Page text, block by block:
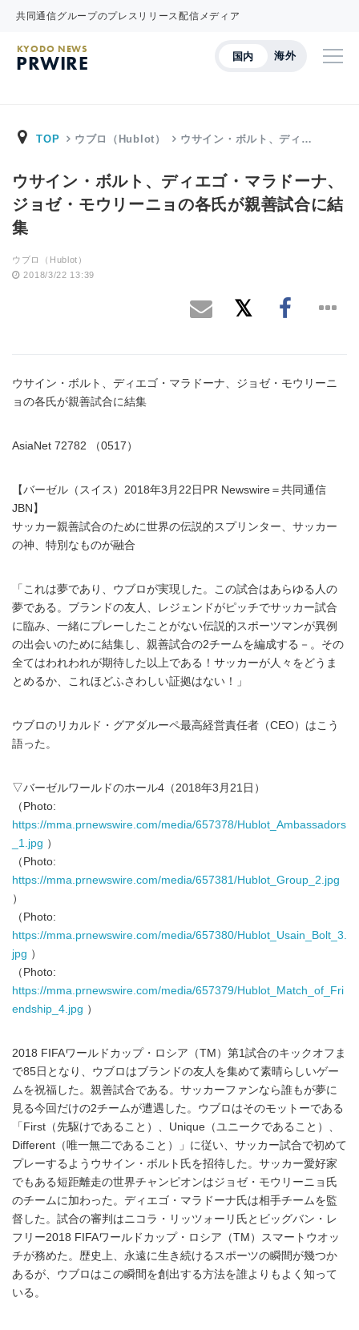
共同通信グループのプレスリリース配信メディア
国内 海外
KYODO NEWS
PRWIRE
TOP ウブロ（Hublot） ウサイン・ボルト、ディ…
ウサイン・ボルト、ディエゴ・マラドーナ、
ジョゼ・モウリーニョの各氏が親善試合に結
集
ウブロ（Hublot）
2018/3/22 13:39
ウサイン・ボルト、ディエゴ・マラドーナ、ジョゼ・モウリーニ
ョの各氏が親善試合に結集
AsiaNet 72782 （0517）
【バーゼル（スイス）2018年3月22日PR Newswire＝共同通信
JBN】
サッカー親善試合のために世界の伝説的スプリンター、サッカー
の神、特別なものが融合
「これは夢であり、ウブロが実現した。この試合はあらゆる人の
夢である。ブランドの友人、レジェンドがピッチでサッカー試合
に臨み、一緒にプレーしたことがない伝説的スポーツマンが異例
の出会いのために結集し、親善試合の2チームを編成する－。その
全てはわれわれが期待した以上である！サッカーが人々をどうま
とめるか、これほどふさわしい証拠はない！」
ウブロのリカルド・グアダルーペ最高経営責任者（CEO）はこう
語った。
▽バーゼルワールドのホール4（2018年3月21日）
（Photo:
https://mma.prnewswire.com/media/657378/Hublot_Ambassadors
_1.jpg ）
（Photo:
https://mma.prnewswire.com/media/657381/Hublot_Group_2.jpg
）
（Photo:
https://mma.prnewswire.com/media/657380/Hublot_Usain_Bolt_3.
jpg ）
（Photo:
https://mma.prnewswire.com/media/657379/Hublot_Match_of_Fri
endship_4.jpg ）
2018 FIFAワールドカップ・ロシア（TM）第1試合のキックオフま
で85日となり、ウブロはブランドの友人を集めて素晴らしいゲー
ムを祝福した。親善試合である。サッカーファンなら誰もが夢に
見る今回だけの2チームが遭遇した。ウブロはそのモットーである
「First（先駆けであること）、Unique（ユニークであること）、
Different（唯一無二であること）」に従い、サッカー試合で初めて
プレーするようウサイン・ボルト氏を招待した。サッカー愛好家
でもある短距離走の世界チャンピオンはジョゼ・モウリーニョ氏
のチームに加わった。ディエゴ・マラドーナ氏は相手チームを監
督した。試合の審判はニコラ・リッツォーリ氏とビッグバン・レ
フリー2018 FIFAワールドカップ・ロシア（TM）スマートウオッ
チが務めた。歴史上、永遠に生き続けるスポーツの瞬間が幾つか
あるが、ウブロはこの瞬間を創出する方法を誰よりもよく知って
いる。